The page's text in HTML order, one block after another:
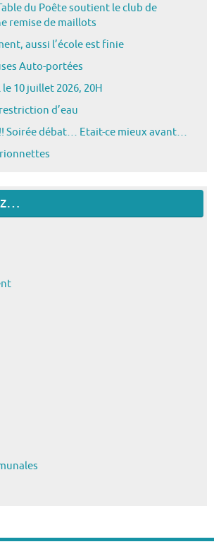
du Poête soutient le club de
remise de maillots
aussi l’école est finie
Auto-portées
10 juillet 2026, 20H
d’eau
Soirée débat… Etait-ce mieux avant…